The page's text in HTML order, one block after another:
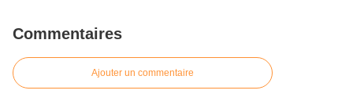
Commentaires
Ajouter un commentaire